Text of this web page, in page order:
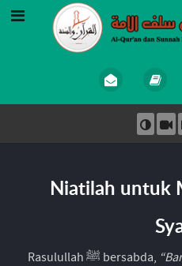
Niatilah untuk
Rasulullah ﷺ bersabda,